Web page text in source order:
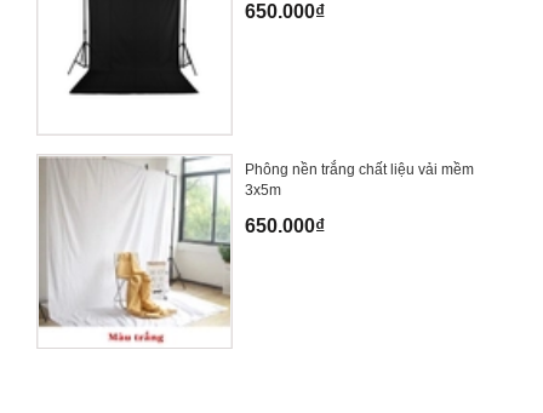
650.000₫
Phông nền trắng chất liệu vải mềm
3x5m
650.000₫